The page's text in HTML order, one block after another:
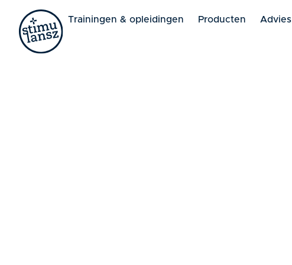
Trainingen & opleidingen Producten Advies